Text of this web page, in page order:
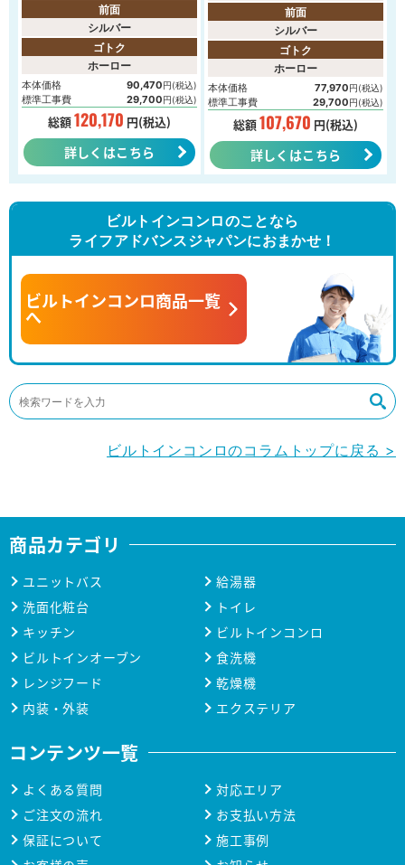
前面
シルバー
ゴトク
ホーロー
本体価格 90,470円(税込)
標準工事費 29,700円(税込)
総額120,170 円(税込)
詳しくはこちら
前面
シルバー
ゴトク
ホーロー
本体価格 77,970円(税込)
標準工事費 29,700円(税込)
総額107,670 円(税込)
詳しくはこちら
ビルトインコンロのことなら
ライフアドバンスジャパンにおまかせ！
ビルトインコンロ商品一覧
へ
ビルトインコンロのコラムトップに戻る >
商品カテゴリ
ユニットバス
給湯器
洗面化粧台
トイレ
キッチン
ビルトインコンロ
ビルトインオーブン
食洗機
レンジフード
乾燥機
内装・外装
エクステリア
コンテンツ一覧
よくある質問
対応エリア
ご注文の流れ
お支払い方法
保証について
施工事例